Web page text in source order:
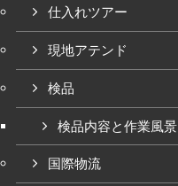
仕入れツアー
現地アテンド
検品
検品内容と作業風景
国際物流